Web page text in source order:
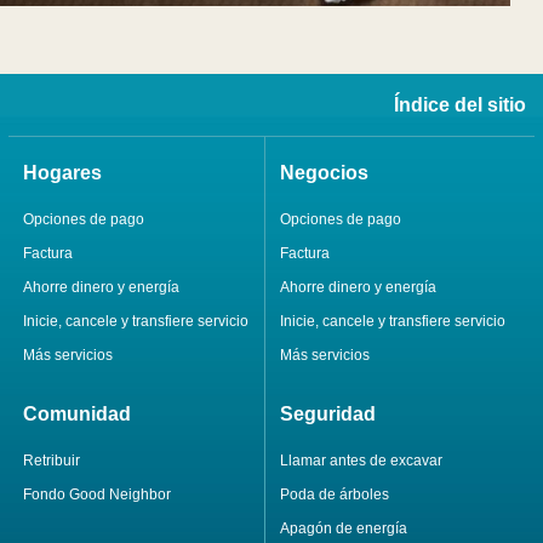
Índice del sitio
Hogares
Opciones de pago
Factura
Ahorre dinero y energía
Inicie, cancele y transfiere servicio
Más servicios
Negocios
Opciones de pago
Factura
Ahorre dinero y energía
Inicie, cancele y transfiere servicio
Más servicios
Comunidad
Retribuir
Fondo Good Neighbor
Seguridad
Llamar antes de excavar
Poda de árboles
Apagón de energía